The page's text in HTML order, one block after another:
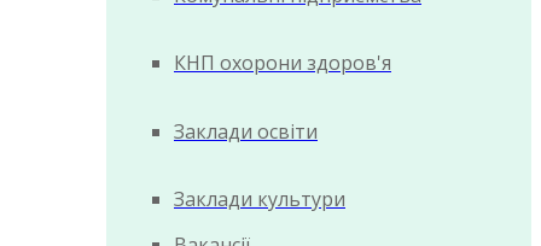
КНП охорони здоров'я
Заклади освіти
Заклади культури